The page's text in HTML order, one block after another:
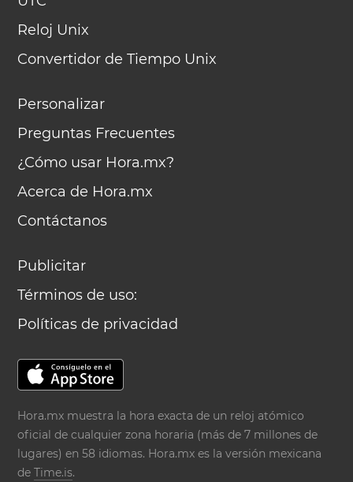
Reloj Unix
Convertidor de Tiempo Unix
Personalizar
Preguntas Frecuentes
¿Cómo usar Hora.mx?
Acerca de Hora.mx
Contáctanos
Publicitar
Términos de uso:
Políticas de privacidad
Hora.mx muestra la hora exacta de un reloj atómico
oficial de cualquier zona horaria (más de 7 millones de
lugares) en 58 idiomas. Hora.mx es la versión mexicana
deTime.is.